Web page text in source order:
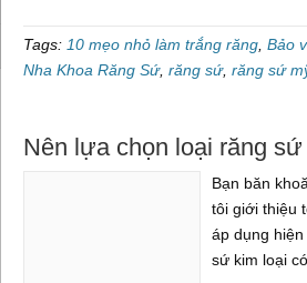
Tags: 10 mẹo nhỏ làm trắng răng Bảo
Nha Khoa Răng Sứ, răng sứ, răng sứ
Nên lựa chọn loại răng
Bạn băn
tôi giới thiệu
áp dụng
sứ kim loại